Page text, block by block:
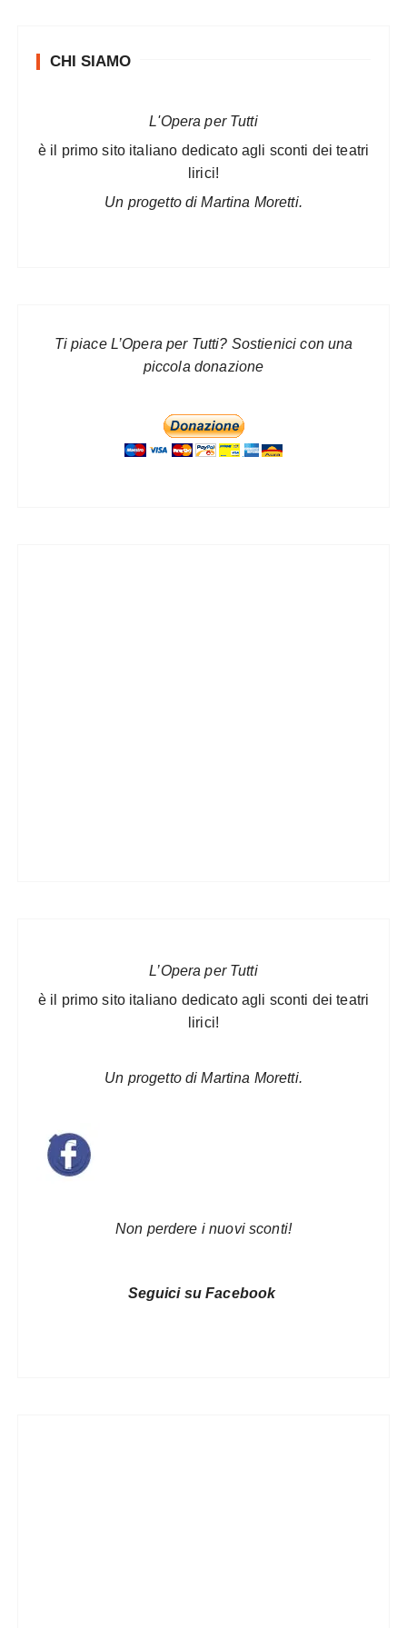
CHI SIAMO
L'Opera per Tutti
è il primo sito italiano dedicato agli sconti dei teatri
lirici!
Un progetto di Martina Moretti.
Ti piace L’Opera per Tutti? Sostienici con una
piccola donazione
L’Opera per Tutti
è il primo sito italiano dedicato agli sconti dei teatri
lirici!
Un progetto di Martina Moretti.
Non perdere i nuovi sconti!
Seguici su Facebook